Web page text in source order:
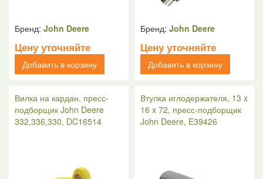
Бренд: John Deere
Цену уточняйте
Добавить в корзину
Бренд: John Deere
Цену уточняйте
Добавить в корзину
Вилка на кардан, пресс-
подборщик John Deere
332,336,330, DC16514
Втулка иглодержателя, 13 x
16 x 72, пресс-подборщик
John Deere, E39426